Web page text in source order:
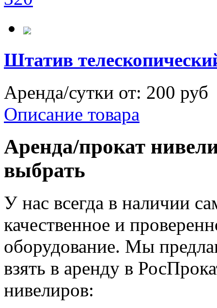
Штатив
Аренда/сутки от: 200 руб
Описание товара
Аренда/прокат
выбрать
У нас всегда в наличии
качественное и
оборудование. Мы
взять в аренду в
нивелиров: